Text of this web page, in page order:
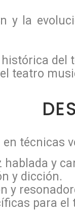
y la
del
teatro
técnicas
hablada y
y dicción.
y
para